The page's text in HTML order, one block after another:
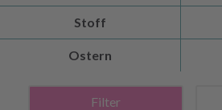
Stoff
Ostern
Filter